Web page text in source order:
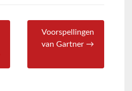
Voorspellingen
van Gartner →